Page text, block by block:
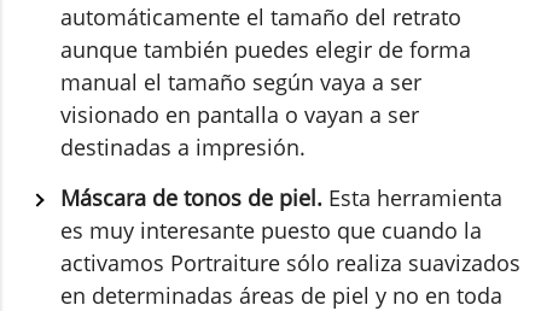
automáticamente el tamaño del retrato
aunque también puedes elegir de forma
manual el tamaño según vaya a ser
visionado en pantalla o vayan a ser
destinadas a impresión.
Máscara de tonos de piel. Esta herramienta
es muy interesante puesto que cuando la
activamos Portraiture sólo realiza suavizados
en determinadas áreas de piel y no en toda